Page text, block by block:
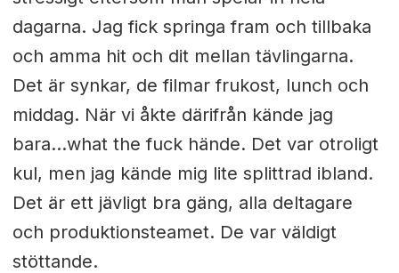
dagarna. Jag fick springa fram och tillbaka
och amma hit och dit mellan tävlingarna.
Det är synkar, de filmar frukost, lunch och
middag. När vi åkte därifrån kände jag
bara…what the fuck hände. Det var otroligt
kul, men jag kände mig lite splittrad ibland.
Det är ett jävligt bra gäng, alla deltagare
och produktionsteamet. De var väldigt
stöttande.